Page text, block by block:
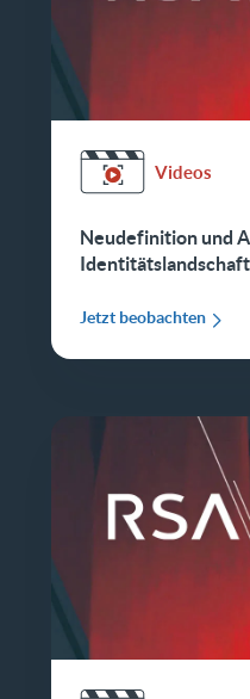
Videos
Neudefinition und
Identitätslandschaft
Jetzt beobachten